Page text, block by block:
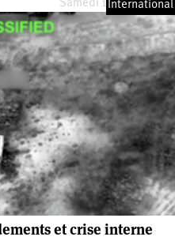
Samedi 18 juillet 2026
International
et crise interne